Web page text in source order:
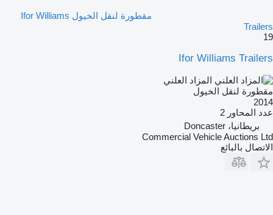
مقطورة لنقل الخيول Ifor Williams
Trailers
19
Ifor Williams Trailers
المزاد العلني
مقطورة لنقل الخيول
2014
عدد المحاور 2
بريطانيا، Doncaster
Commercial Vehicle Auctions Ltd
الاتصال بالبائع